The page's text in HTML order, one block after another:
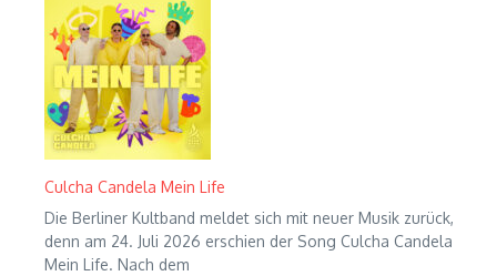
Culcha Candela Mein Life
Die Berliner Kultband meldet sich mit neuer Musik zurück,
denn am 24. Juli 2026 erschien der Song Culcha Candela
Mein Life. Nach dem